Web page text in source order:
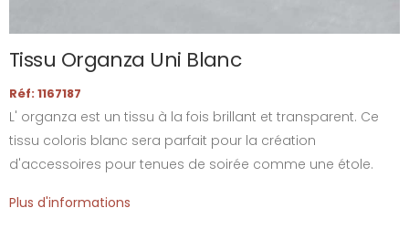
Tissu Organza Uni Blanc
Réf: 1167187
L' organza est un tissu à la fois brillant et transparent. Ce
tissu coloris blanc sera parfait pour la création
d'accessoires pour tenues de soirée comme une étole.
Plus d'informations